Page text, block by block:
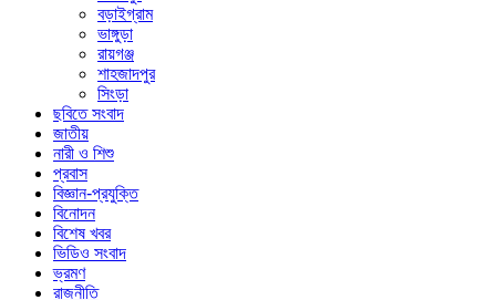
বড়াইগ্রাম
ভাঙ্গুড়া
রায়গঞ্জ
শাহজাদপুর
সিংড়া
ছবিতে সংবাদ
জাতীয়
নারী ও শিশু
প্রবাস
বিজ্ঞান-প্রযুক্তি
বিনোদন
বিশেষ খবর
ভিডিও সংবাদ
ভ্রমণ
রাজনীতি